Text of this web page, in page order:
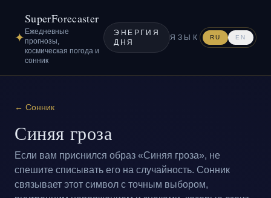
✦
SuperForecaster
Ежедневные
прогнозы,
космическая погода и
сонник
ЭНЕРГИЯ
ДНЯ
ЯЗЫК RU EN
← Сонник
Синяя гроза
Если вам приснился образ «Синяя гроза», не
спешите списывать его на случайность. Сонник
связывает этот символ с точным выбором,